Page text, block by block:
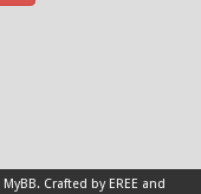
MyBB. Crafted by EREE and